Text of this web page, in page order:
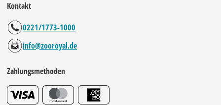
Kontakt
0221/1773-1000
info@zooroyal.de
Zahlungsmethoden